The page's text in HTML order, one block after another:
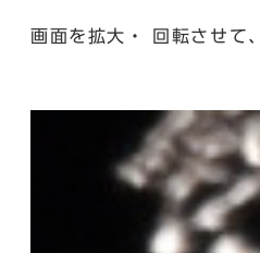
画面を拡大・ 回転させて、